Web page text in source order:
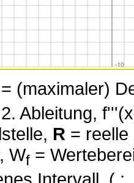
= (maximaler)
Ableitung,
R = reelle
Wf =